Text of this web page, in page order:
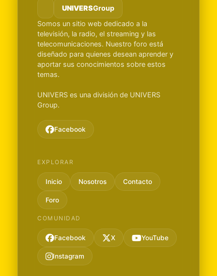
UNIVERSGroup
Somos un sitio web dedicado a la
televisión, la radio, el streaming y las
telecomunicaciones. Nuestro foro está
diseñado para quienes desean aprender y
aportar sus conocimientos sobre estos
temas.
UNIVERS es una división de UNIVERS
Group.
Facebook
EXPLORAR
Inicio Nosotros Contacto
Foro
COMUNIDAD
Facebook X YouTube
Instagram